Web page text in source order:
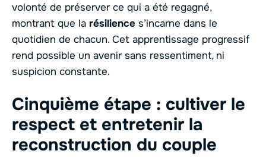
volonté de préserver ce qui a été regagné,
montrant que la résilience s’incarne dans le
quotidien de chacun. Cet apprentissage progressif
rend possible un avenir sans ressentiment, ni
suspicion constante.
Cinquième étape : cultiver le
respect et entretenir la
reconstruction du couple